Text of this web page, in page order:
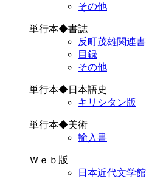
その他
単行本◆書誌
反町茂雄関連書
目録
その他
単行本◆日本語史
キリシタン版
単行本◆美術
輸入書
Ｗｅｂ版
日本近代文学館